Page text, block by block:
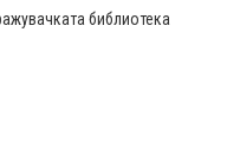
библиотека